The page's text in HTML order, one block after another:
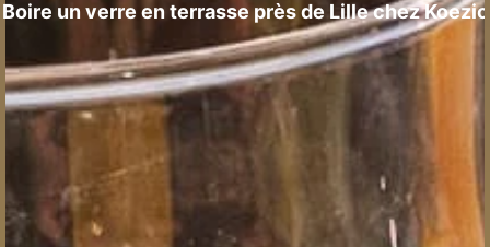
Boire un verre en terrasse près de Lille chez Koezio